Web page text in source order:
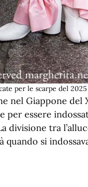
per le scarpe del
nel Giappone
per essere
divisione tra
quando si